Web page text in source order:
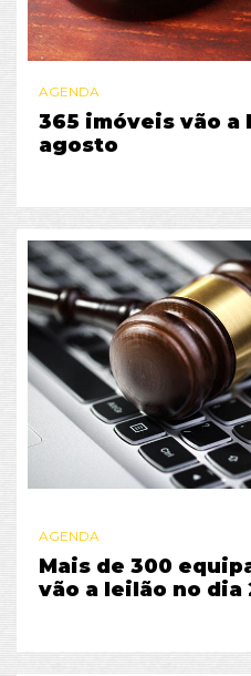
AGENDA
365 imóveis vão a
agosto
AGENDA
Mais de 300
vão a leilão no dia